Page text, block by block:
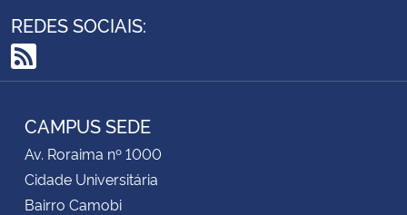
REDES SOCIAIS:
RSS
CAMPUS SEDE
Av. Roraima nº 1000
Cidade Universitária
Bairro Camobi